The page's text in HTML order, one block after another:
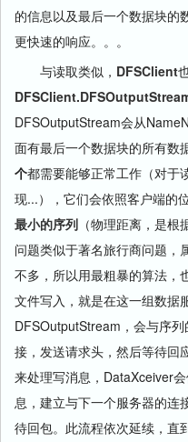
的信息以及最后一个数据块的
更快速的响应。。。
与读取类似， DFSClient
DFSOutputStream会从
面有最后一个数据块的所有数
个都需要能够正常工作（对于
现...），它们会依照客户端的
最小的序列 （物理距离，是
问题类似于著名旅行商问题，
不多，所以用最粗暴的算法，
文件写入，就是在这一组数据
DFSOutputStream，会与序
接，发送请求头，然后等待回
来处理写消息，DataXceiver
息，建立与下一个服务器的连
待回包。此流程依次延续，直